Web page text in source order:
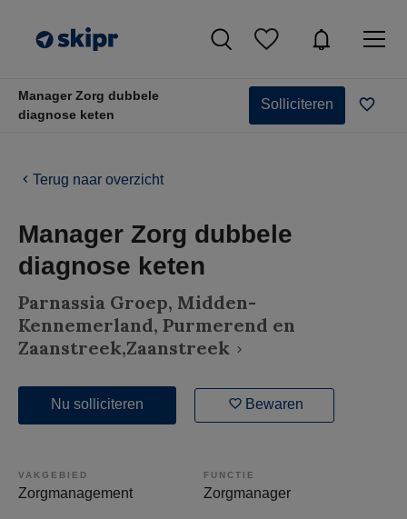
Manager Zorg dubbele
diagnose keten
Solliciteren
Terug naar overzicht
Manager Zorg dubbele
diagnose keten
Parnassia Groep, Midden-
Kennemerland, Purmerend en
Zaanstreek,Zaanstreek
Nu solliciteren Bewaren
VAKGEBIED
Zorgmanagement
FUNCTIE
Zorgmanager